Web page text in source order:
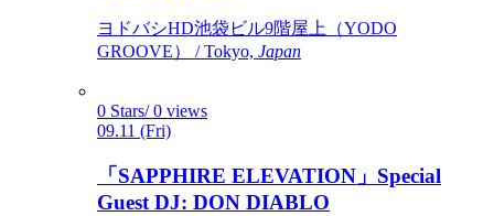
ヨドバシHD池袋ビル9階屋上（YODO
GROOVE） / Tokyo, Japan
0 Stars/ 0 views
09.11 (Fri)
「SAPPHIRE ELEVATION」Special
Guest DJ: DON DIABLO